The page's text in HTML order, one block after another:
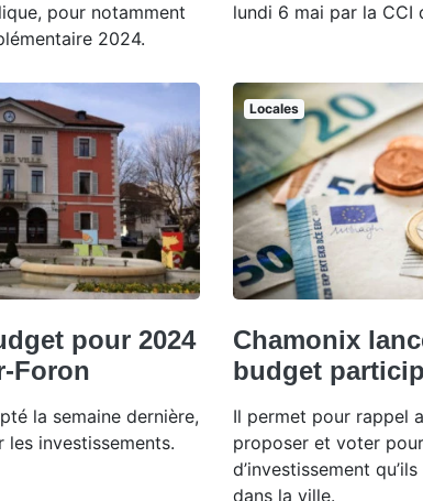
pour notamment
2024.
lundi 6 mai par la CCI
pour 2024
Foron
la semaine dernière,
les investissements.
Locales
Chamonix
budget
Il permet pour rappel
proposer et voter
d’investissement
dans la ville.